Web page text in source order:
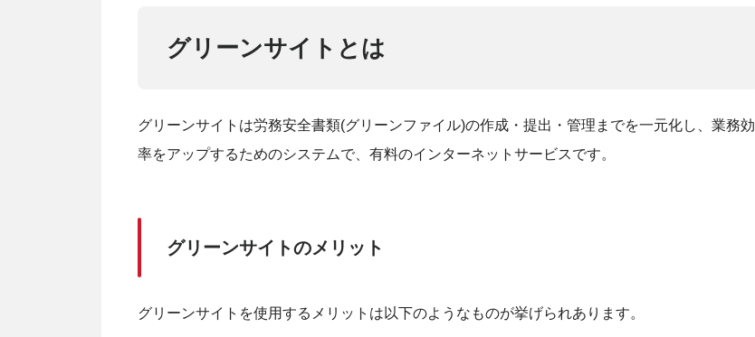
グリーンサイトとは
グリーンサイトは労務安全書類(グリーンファイル)の作成・提出・管理までを一元化し、業務効
率をアップするためのシステムで、有料のインターネットサービスです。
グリーンサイトのメリット
グリーンサイトを使用するメリットは以下のようなものが挙げられあります。